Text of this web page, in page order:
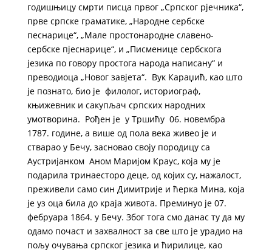
годишњицу смрти писца првог „Српског рјечника“,
прве српске граматике, „Народне сербске
песнарице“, „Мале простонародне славено-
сербске пјеснарице“, и „Писменице сербскога
језика по говору простога народа написану“ и
преводиоца „Новог завјета“. Вук Караџић, као што
је познато, био је филолог, историограф,
књижевник и сакупљач српских народних
умотворина. Рођен је у Тршићу 06. новембра
1787. године, а више од пола века живео је и
стварао у Бечу, засновао своју породицу са
Аустријанком Аном Маријом Краус, која му је
подарила тринаесторо деце, од којих су, нажалост,
преживели само син Димитрије и ћерка Мина, која
је уз оца била до краја живота. Преминуо је 07.
фебруара 1864. у Бечу. Због тога смо данас ту да му
одамо почаст и захвалност за све што је урадио на
пољу очувања српског језика и ћирилице, као